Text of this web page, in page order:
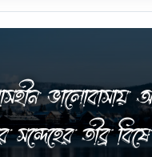
সন্দেহের তীব্র